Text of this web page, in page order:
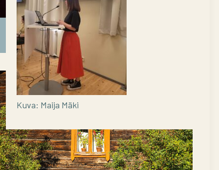
Uusi kekrilähettiläs John Björkman
Kuva: Maija Mäki